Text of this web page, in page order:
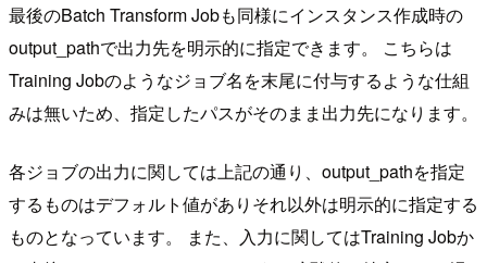
最後のBatch Transform Jobも同様にインスタンス作成時の
output_pathで出力先を明示的に指定できます。 こちらは
Training Jobのようなジョブ名を末尾に付与するような仕組
みは無いため、指定したパスがそのまま出力先になります。
各ジョブの出力に関しては上記の通り、output_pathを指定
するものはデフォルト値がありそれ以外は明示的に指定する
ものとなっています。 また、入力に関してはTraining Jobか